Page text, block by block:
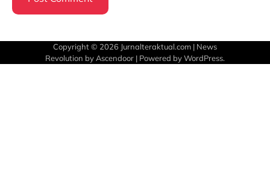
Copyright © 2026 Jurnalteraktual.com | News
Revolution by Ascendoor | Powered byWordPress.